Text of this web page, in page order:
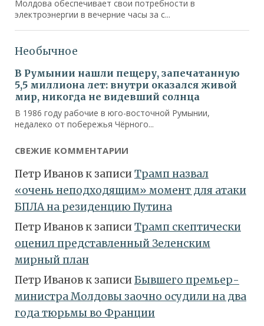
СВЕЖИЕ КОММЕНТАРИИ
Петр Ивановк записиТрамп назвал
«очень неподходящим» момент для атаки
БПЛА на резиденцию Путина
Петр Ивановк записиТрамп скептически
оценил представленный Зеленским
мирный план
Петр Ивановк записиБывшего премьер-
министра Молдовы заочно осудили на два
года тюрьмы во Франции